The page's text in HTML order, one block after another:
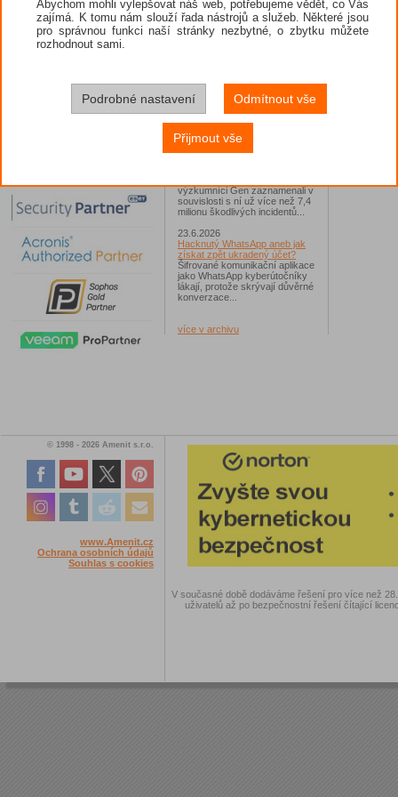
26.6.2026
ESET: S příchodem léta
zaplavují Česko falešné mobilní
Chase Home App či Candy
Race Launcher. Hlavním cílem
útočníků bylo v tomto případě
Polsko, následováno Českem a
Slovenskem...
24.6.2026
výzkumníci Gen zaznamenali v
souvislosti s ní už více než 7,4
milionu škodlivých incidentů...
23.6.2026
Hacknutý WhatsApp aneb jak
získat zpět ukradený účet?
Šifrované komunikační aplikace
jako WhatsApp kyberútočníky
lákají, protože skrývají důvěrné
konverzace...
více v archivu
město,
dalších
zjistit
© 1998 - 2026 Amenit s.r.o.
www.Amenit.cz
Ochrana osobních údajů
Souhlas s cookies
V současné době dodáváme řešení pro více než
uživatelů až po bezpečnostní řešení čítající
Abychom mohli vylepšovat náš web, potřebujeme vědět, co Vás
zajímá. K tomu nám slouží řada nástrojů a služeb. Některé jsou
pro správnou funkci naší stránky nezbytné, o zbytku můžete
rozhodnout sami.
Podrobné nastavení Odmítnout vše
Přijmout vše